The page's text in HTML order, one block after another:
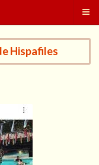
Hispafiles